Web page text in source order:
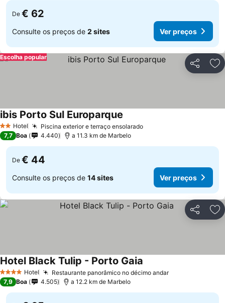
De € 62
Consulte os preços de 2 sites Ver preços
Partilhar
Escolha popular
2 Estrelas
Hotel Piscina exterior e terraço ensolarado
ibis Porto Sul Europarque
7,7 Boa 4.440 a 11.3 km de Marbelo
De € 44
Consulte os preços de 14 sites Ver preços
Partilhar
4 EstrelasHotel Restaurante panorâmico no décimo andar
Hotel Black Tulip - Porto Gaia
7,9 Boa 4.505 a 12.2 km de Marbelo